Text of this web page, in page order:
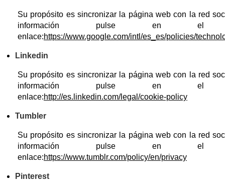
Su propósito es sincronizar la página web con la red
información pulse en el
enlace:https://www.google.com/intl/es_es/policies/
Linkedin
Su propósito es sincronizar la página web con la red
información pulse en el
enlace:http://es.linkedin.com/legal/cookie-policy
Tumbler
Su propósito es sincronizar la página web con la red
información pulse en el
enlace:https://www.tumblr.com/policy/en/privacy
Pinterest